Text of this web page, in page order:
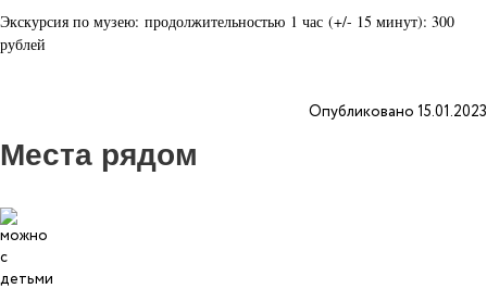
Экскурсия по музею: продолжительностью 1 час (+/- 15 минут): 300
рублей
Опубликовано 15.01.2023
Места рядом